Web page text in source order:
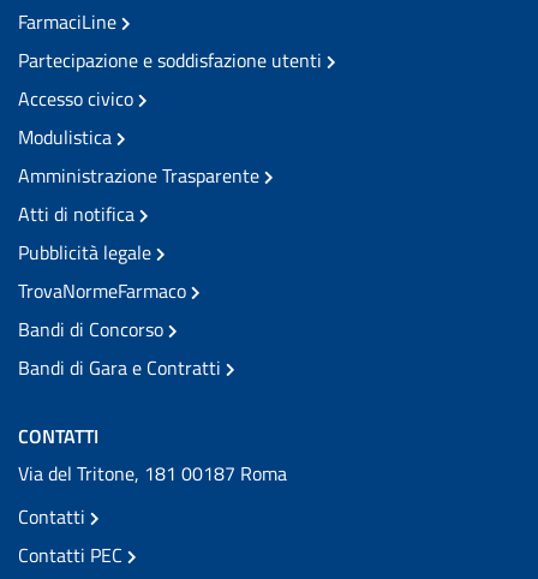
FarmaciLine
Partecipazione e soddisfazione utenti
Accesso civico
Modulistica
Amministrazione Trasparente
Atti di notifica
Pubblicità legale
TrovaNormeFarmaco
Bandi di Concorso
Bandi di Gara e Contratti
CONTATTI
Via del Tritone, 181 00187 Roma
Contatti
Contatti PEC